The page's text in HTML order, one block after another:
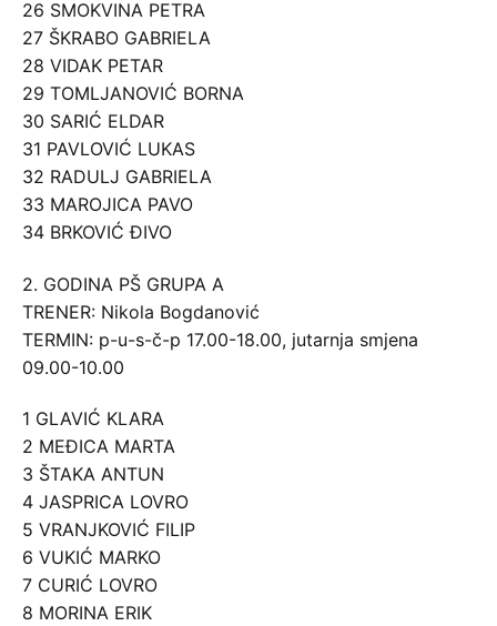
26 SMOKVINA PETRA
27 ŠKRABO GABRIELA
28 VIDAK PETAR
29 TOMLJANOVIĆ BORNA
30 SARIĆ ELDAR
31 PAVLOVIĆ LUKAS
32 RADULJ GABRIELA
33 MAROJICA PAVO
34 BRKOVIĆ ĐIVO
2. GODINA PŠ GRUPA A
TRENER: Nikola Bogdanović
TERMIN: p-u-s-č-p 17.00-18.00, jutarnja smjena
09.00-10.00
1 GLAVIĆ KLARA
2 MEĐICA MARTA
3 ŠTAKA ANTUN
4 JASPRICA LOVRO
5 VRANJKOVIĆ FILIP
6 VUKIĆ MARKO
7 CURIĆ LOVRO
8 MORINA ERIK